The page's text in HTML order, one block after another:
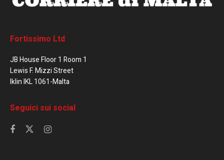
Fortissimo Ltd
JB House Floor 1 Room 1
Lewis F. Mizzi Street
Iklin IKL 1061-Malta
Seguici sui social